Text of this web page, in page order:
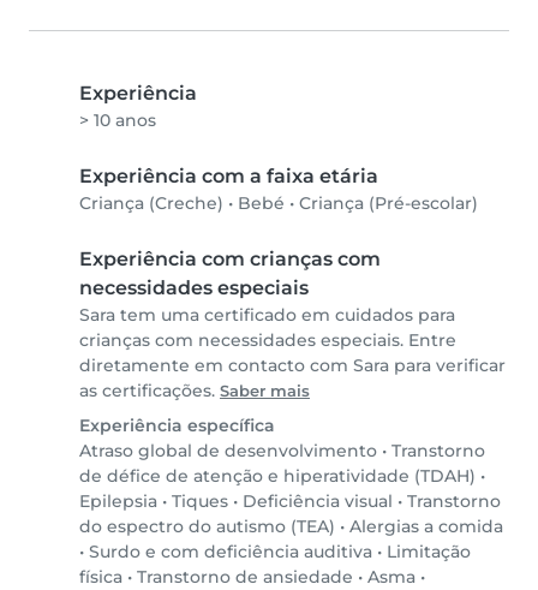
Experiência
> 10 anos
Experiência com a faixa etária
Criança (Creche) • Bebé • Criança (Pré-escolar)
Experiência com crianças com
necessidades especiais
Sara tem uma certificado em cuidados para
crianças com necessidades especiais. Entre
diretamente em contacto com Sara para verificar
as certificações. Saber mais
Experiência específica
Atraso global de desenvolvimento • Transtorno
de défice de atenção e hiperatividade (TDAH) •
Epilepsia • Tiques • Deficiência visual • Transtorno
do espectro do autismo (TEA) • Alergias a comida
• Surdo e com deficiência auditiva • Limitação
física • Transtorno de ansiedade • Asma •